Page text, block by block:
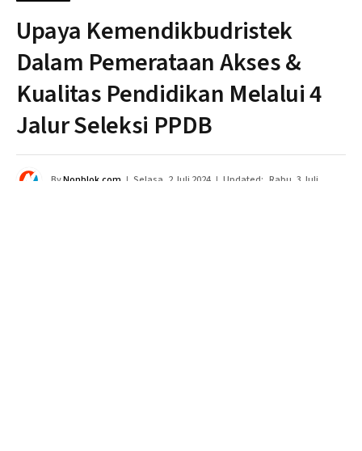
Upaya Kemendikbudristek
Dalam Pemerataan Akses &
Kualitas Pendidikan Melalui 4
Jalur Seleksi PPDB
ByNonblok.com Selasa, 2 Juli 2024 Updated: Rabu, 3 Juli